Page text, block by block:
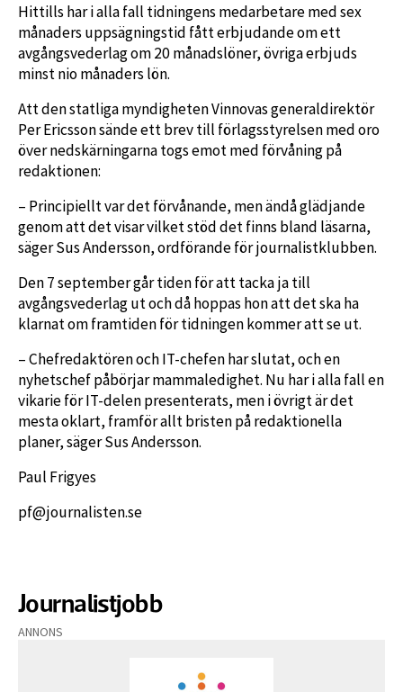
Hittills har i alla fall tidningens medarbetare med sex
månaders uppsägningstid fått erbjudande om ett
avgångsvederlag om 20 månadslöner, övriga erbjuds
minst nio månaders lön.
Att den statliga myndigheten Vinnovas generaldirektör
Per Ericsson sände ett brev till förlagsstyrelsen med oro
över nedskärningarna togs emot med förvåning på
redaktionen:
– Principiellt var det förvånande, men ändå glädjande
genom att det visar vilket stöd det finns bland läsarna,
säger Sus Andersson, ordförande för journalistklubben.
Den 7 september går tiden för att tacka ja till
avgångsvederlag ut och då hoppas hon att det ska ha
klarnat om framtiden för tidningen kommer att se ut.
– Chefredaktören och IT-chefen har slutat, och en
nyhetschef påbörjar mammaledighet. Nu har i alla fall en
vikarie för IT-delen presenterats, men i övrigt är det
mesta oklart, framför allt bristen på redaktionella
planer, säger Sus Andersson.
Paul Frigyes
pf@journalisten.se
Journalistjobb
ANNONS